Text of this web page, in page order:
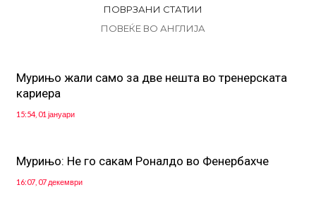
ПОВРЗАНИ СТАТИИ
ПОВЕЌЕ ВО АНГЛИЈА
Мурињо жали само за две нешта во тренерската
кариера
15:54, 01 јануари
Мурињо: Не го сакам Роналдо во Фенербахче
16:07, 07 декември